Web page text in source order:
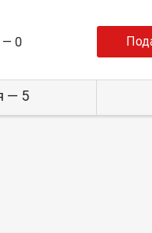
— 0
— 5